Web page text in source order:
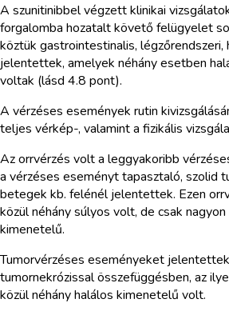
A szunitinibbel végzett klinikai
forgalomba hozatalt követő felügyelet
köztük gastrointestinalis,
jelentettek, amelyek néhány esetben
voltak (lásd 4.8 pont).
A vérzéses események rutin
teljes vérkép-, valamint a fizikális
Az orrvérzés volt a leggyakoribb
a vérzéses eseményt tapasztaló, szolid
betegek kb. felénél jelentettek. Ezen
közül néhány súlyos volt, de csak
kimenetelű.
Tumorvérzéses eseményeket
tumornekrózissal összefüggésben, az
közül néhány halálos kimenetelű volt.